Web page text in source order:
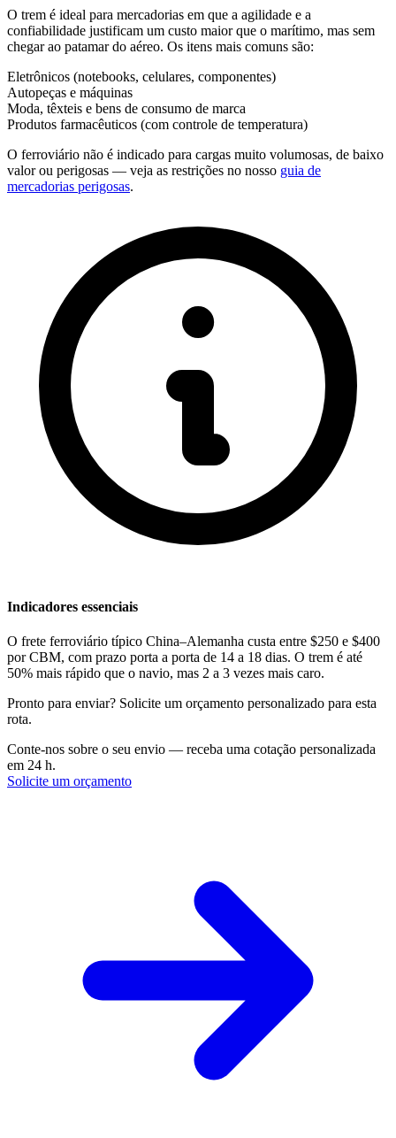
O trem é ideal para mercadorias em que a agilidade e a
confiabilidade justificam um custo maior que o marítimo, mas sem
chegar ao patamar do aéreo. Os itens mais comuns são:
Eletrônicos (notebooks, celulares, componentes)
Autopeças e máquinas
Moda, têxteis e bens de consumo de marca
Produtos farmacêuticos (com controle de temperatura)
O ferroviário não é indicado para cargas muito volumosas, de baixo
valor ou perigosas — veja as restrições no nosso guia de
mercadorias perigosas.
Indicadores essenciais
O frete ferroviário típico China–Alemanha custa entre $250 e $400
por CBM, com prazo porta a porta de 14 a 18 dias. O trem é até
50% mais rápido que o navio, mas 2 a 3 vezes mais caro.
Pronto para enviar? Solicite um orçamento personalizado para esta
rota.
Conte-nos sobre o seu envio — receba uma cotação personalizada
em 24 h.
Solicite um orçamento